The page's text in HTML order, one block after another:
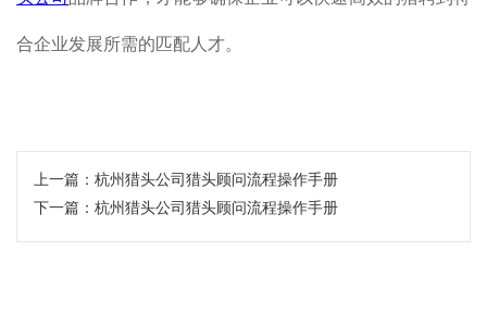
合企业发展所需的匹配人才。
上一篇： ​杭州猎头公司猎头顾问流程操作手册
下一篇： ​杭州猎头公司猎头顾问流程操作手册